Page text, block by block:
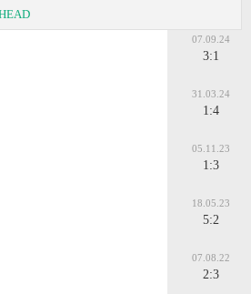
07.09.24
3:1
31.03.24
1:4
05.11.23
1:3
18.05.23
5:2
07.08.22
2:3